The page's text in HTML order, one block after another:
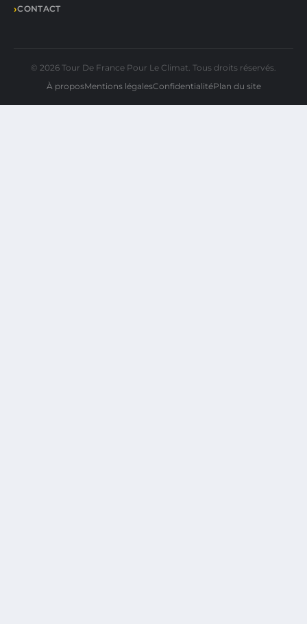
CONTACT
© 2026 Tour De France Pour Le Climat. Tous droits réservés.
À proposMentions légalesConfidentialitéPlan du site